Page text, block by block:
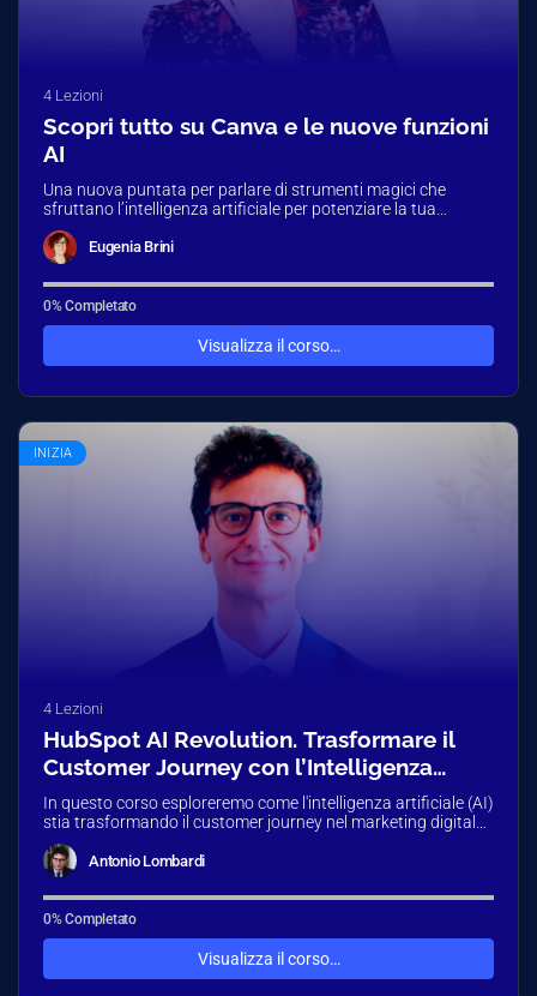
4 Lezioni
Scopri tutto su Canva e le nuove funzioni
AI
Una nuova puntata per parlare di strumenti magici che
sfruttano l’intelligenza artificiale per potenziare la tua
comunicazione e quella dei…
Eugenia Brini
0% Completato
Visualizza il corso…
INIZIA
4 Lezioni
HubSpot AI Revolution. Trasformare il
Customer Journey con l’Intelligenza
Artificiale
In questo corso esploreremo come l'intelligenza artificiale (AI)
stia trasformando il customer journey nel marketing digitale,
con un focus specifico…
Antonio Lombardi
0% Completato
Visualizza il corso…